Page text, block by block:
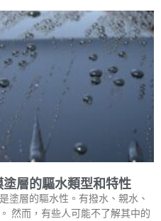
塗層的驅水類型和特性
塗層的驅水性。有撥水、親水、
然而，有些人可能不了解其中的